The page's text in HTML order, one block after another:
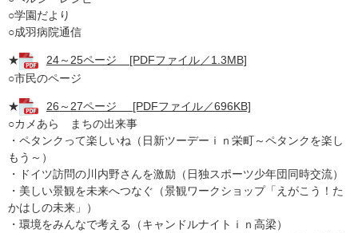
○学園だより
○成羽病院通信
★
24～25ページ [PDFファイル／1.3MB]
○市民のページ
★
26～27ページ [PDFファイル／696KB]
○カメあら まちの出来事
・ペタンクって楽しいね（日新ツーデーｉｎ栄町～ペタンクを楽し
もう～）
・ドイツ訪問の川内野さんを激励（日独スポーツ少年団同時交流）
・美しい景観を未来へつなぐ（景観ワークショップ「えがこう！た
かはしの未来」）
・環境をみんなで考える（キャンドルナイトｉｎ高梁）